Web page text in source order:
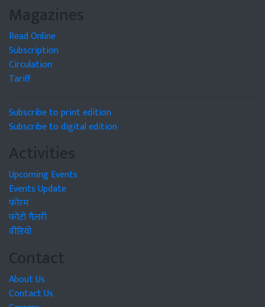
Magazines
Read Online
Subscription
Circulation
Tariff
Subscribe to print edition
Subscribe to digital edition
Activities
Upcoming Events
Events Update
फोरम
फोटो गैलरी
वीडियो
Contact
About Us
Contact Us